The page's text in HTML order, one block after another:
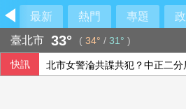
最新 熱門 專題
臺北市 33° ( 34° / 31° )
快訊 北市女警淪共諜共犯？中正二分